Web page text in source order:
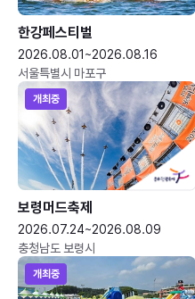
한강페스티벌
2026.08.01~2026.08.16
서울특별시 마포구
개최중
보령머드축제
2026.07.24~2026.08.09
충청남도 보령시
개최중